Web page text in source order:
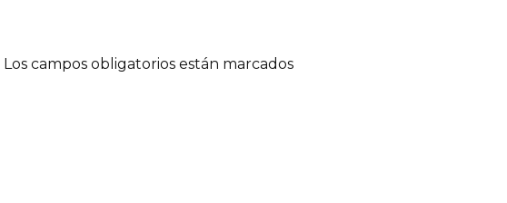
Los campos obligatorios están marcados